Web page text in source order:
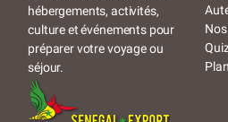
hébergements, activités,
culture et événements pour
préparer votre voyage ou
séjour.